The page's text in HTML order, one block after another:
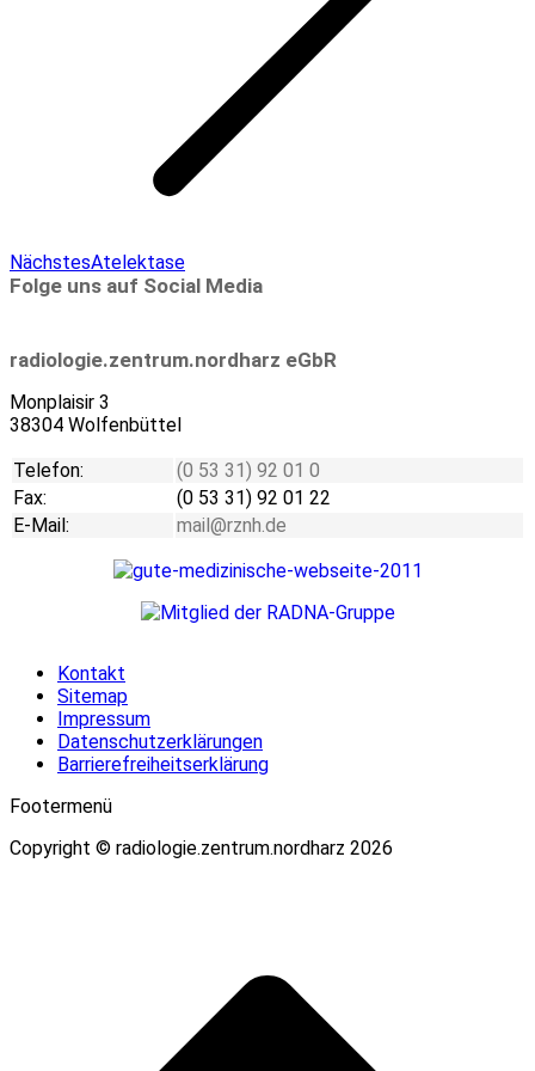
NächstesNext
project:
Atelektase
Folge uns auf Social Media
radiologie.zentrum.nordharz eGbR
Monplaisir 3
38304 Wolfenbüttel
Telefon:
(0 53 31) 92 01 0
Fax:
(0 53 31) 92 01 22
E-Mail:
mail@rznh.de
Kontakt
Sitemap
Impressum
Datenschutzerklärungen
Barrierefreiheitserklärung
Footermenü
Copyright © radiologie.zentrum.nordharz 2026